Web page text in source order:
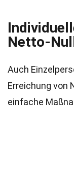
Netto-
Auch
Erreichung von
einfache